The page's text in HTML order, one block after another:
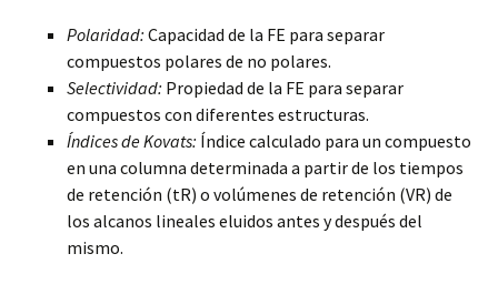
Polaridad: Capacidad de la FE para separar
compuestos polares de no polares.
Selectividad: Propiedad de la FE para separar
compuestos con diferentes estructuras.
Índices de Kovats: Índice calculado para un compuesto
en una columna determinada a partir de los tiempos
de retención (tR) o volúmenes de retención (VR) de
los alcanos lineales eluidos antes y después del
mismo.